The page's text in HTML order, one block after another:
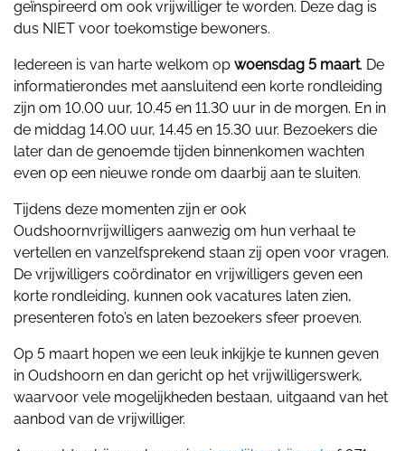
geïnspireerd om ook vrijwilliger te worden. Deze dag is
dus NIET voor toekomstige bewoners.
Iedereen is van harte welkom op woensdag 5 maart. De
informatierondes met aansluitend een korte rondleiding
zijn om 10.00 uur, 10.45 en 11.30 uur in de morgen. En in
de middag 14.00 uur, 14.45 en 15.30 uur. Bezoekers die
later dan de genoemde tijden binnenkomen wachten
even op een nieuwe ronde om daarbij aan te sluiten.
Tijdens deze momenten zijn er ook
Oudshoornvrijwilligers aanwezig om hun verhaal te
vertellen en vanzelfsprekend staan zij open voor vragen.
De vrijwilligers coördinator en vrijwilligers geven een
korte rondleiding, kunnen ook vacatures laten zien,
presenteren foto’s en laten bezoekers sfeer proeven.
Op 5 maart hopen we een leuk inkijkje te kunnen geven
in Oudshoorn en dan gericht op het vrijwilligerswerk,
waarvoor vele mogelijkheden bestaan, uitgaand van het
aanbod van de vrijwilliger.